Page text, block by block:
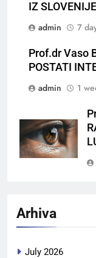
IZ SLOVENIJE
admin
7
Prof.dr Vaso
POSTATI
admin
1
Arhiva
July 2026